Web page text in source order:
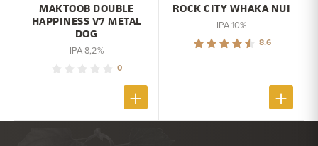
MAKTOOB DOUBLE
HAPPINESS V7 METAL
DOG
IPA 8,2%
0
ROCK CITY WHAKA NUI
IPA 10%
8.6